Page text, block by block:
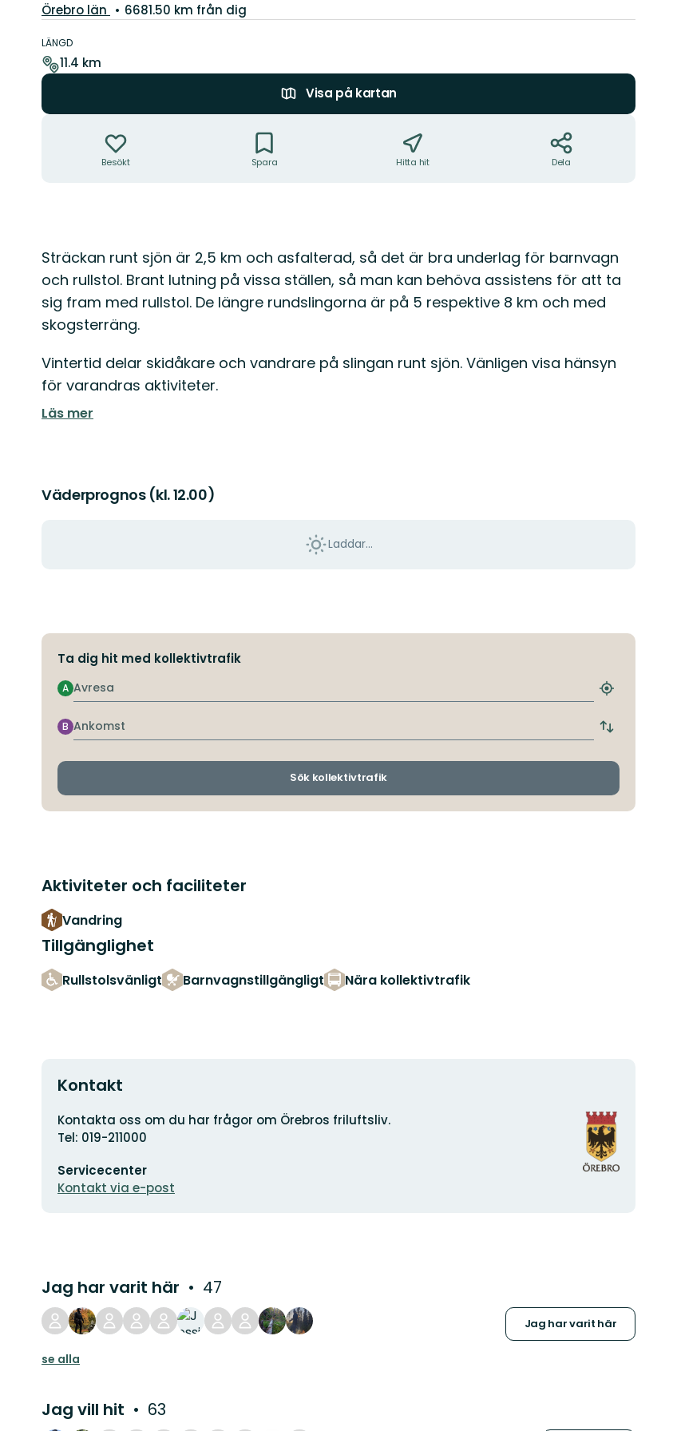
stjärnor
Län:
Örebro län 6681.50 km från dig
om
leden
LÄNGD
11.4 km
Visa på kartan
Besökt Spara Hitta hit Dela
Beskrivning
Sträckan runt sjön är 2,5 km och asfalterad, så det är bra underlag för barnvagn
och rullstol. Brant lutning på vissa ställen, så man kan behöva assistens för att ta
sig fram med rullstol. De längre rundslingorna är på 5 respektive 8 km och med
skogsterräng.
Vintertid delar skidåkare och vandrare på slingan runt sjön. Vänligen visa hänsyn
för varandras aktiviteter.
Läs mer
Väderprognos (kl. 12.00)
Laddar...
Ta dig hit med kollektivtrafik
Avresa
A
Hitta
hållplats
Ankomst
B
Byt
och
Sök kollektivtrafik
Aktiviteter och faciliteter
Vandring
Tillgänglighet
Rullstolsvänligt Barnvagnstillgängligt Nära kollektivtrafik
Kontakt
Adress
Kontakta oss om du har frågor om Örebros friluftsliv.
Tel: 019-211000
postadress
Servicecenter
Kontakt via e-post
Organisationens
logotyp
Jag har varit här 47
Jag har varit här
se alla
Jag vill hit 63